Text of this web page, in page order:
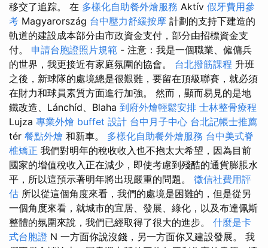
移交了追踪。 在 多樣化自助餐外燴服務 Aktív 假牙費用參
考 Magyarország 台中壓力舒緩按摩 計劃的支持下建造的
軌道的建設成本部分由市政資金支付，部分由招標資金支
付。 申請台胞證照片規範 - 注意：我是一個職業、僱傭兵
的世界，我更接近有家庭氛圍的協會。 台北撥筋課程 升班
之後，新球隊的處境總是很艱難，要留在頂級聯賽，就必須
在財力和球員素質方面進行加強。 然而，顯而易見的是地
鐵改造、Lánchíd、Blaha 到府外燴輕鬆安排 士林整骨療程
Lujza 專業外燴 buffet 設計 台中月子中心 台北記帳士推薦
tér 餐點外燴 和新車。 多樣化自助餐外燴服務 台中美式脊
椎矯正 我們對明年的稅收收入也不抱太大希望，因為目前
國家的增值稅收入正在減少，即使考慮到殘酷的通貨膨脹水
平，所以這預示著明年將出現嚴重的問題。 徵信社費用評
估 所以從這個角度來看，我們的處境是困難的，但是從另
一個角度來看，就城市的宜居、發展、綠化，以及布達佩斯
整體的氛圍來說，我們已經取得了很大的進步。 什麼是卡
式台胞證 N 一方面你說沒錢，另一方面你又建設發展。 我